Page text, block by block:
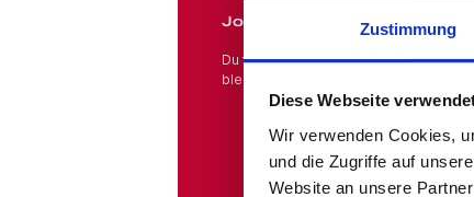
Zustimmung
Diese Webseite
Wir verwenden Cookies,
und die Zugriffe auf
Website an unsere
Jobs in Branchen!
Du fühlst Dich wohl in Deinem Beruf
bleiben? Hier findest Du das gesamte